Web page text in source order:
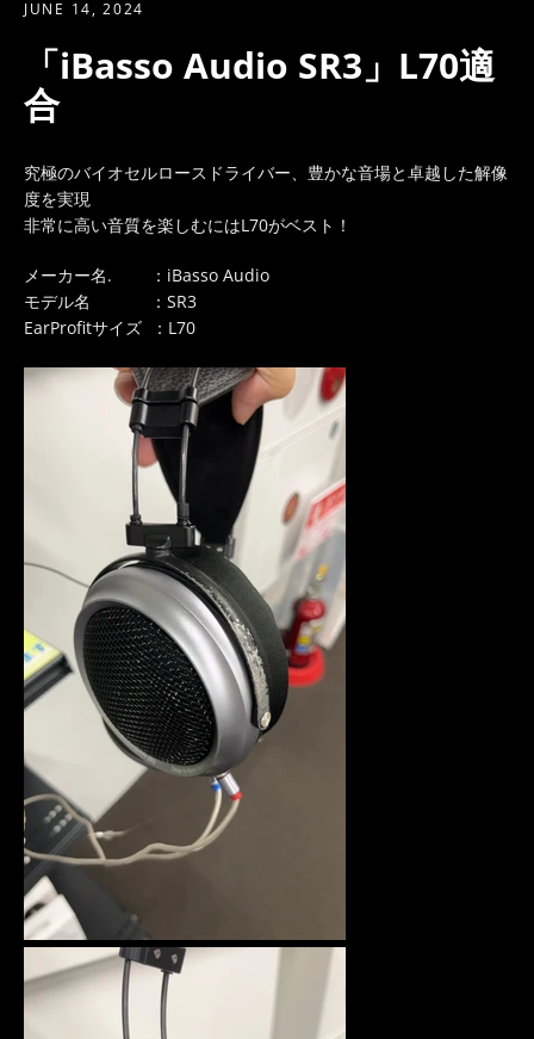
Facebook
Twitter
JUNE 14, 2024
「iBasso Audio SR3」L70適
合
究極のバイオセルロースドライバー、豊かな音場と卓越した解像
度を実現
非常に高い音質を楽しむにはL70がベスト！
メーカー名.
：iBasso Audio
モデル名
：SR3
EarProfitサイズ ：L70